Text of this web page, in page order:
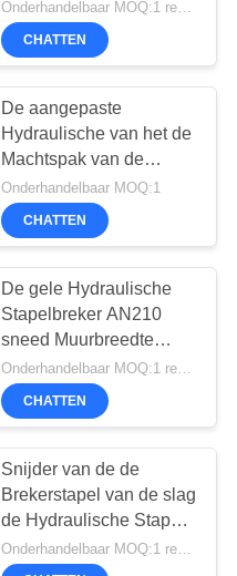
de Stapelbreker
Stapeldiameter 450 -
2000mm sneed
Onderhandelbaar MOQ:1 reeks
CHATTEN
De aangepaste
Hydraulische van het de
Machtspak van de
Stapelbreker van de het
Werkefficiency Hoge
Kleine Grootte
Onderhandelbaar MOQ:1
CHATTEN
De gele Hydraulische
Stapelbreker AN210
sneed Muurbreedte
300800mm Maximum
Staafdruk 280kN
CHATTEN
Snijder van de de
Brekerstapel van de slag
de Hydraulische Stapel
Met geringe
geluidssterkte met